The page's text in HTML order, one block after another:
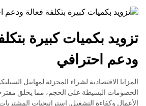
تزويد بكميات كبيرة
ودعم احترافي
المزايا الاقتصادية لشراء المجزئة لمهابيل
الخصومات البسيطة على الحجم، مما يخلق
الأعمال وكفاءة التشغيل. استراتيجيات